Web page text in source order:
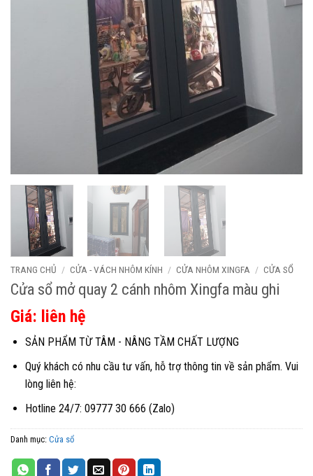
TRANG CHỦ / CỬA - VÁCH NHÔM KÍNH / CỬA NHÔM XINGFA / CỬA SỔ
Cửa sổ mở quay 2 cánh nhôm Xingfa màu ghi
Giá: liên hệ
SẢN PHẨM TỪ TÂM - NÂNG TẦM CHẤT LƯỢNG
Quý khách có nhu cầu tư vấn, hỗ trợ thông tin về sản phẩm. Vui
lòng liên hệ:
Hotline 24/7: 09777 30 666 (Zalo)
Danh mục: Cửa sổ